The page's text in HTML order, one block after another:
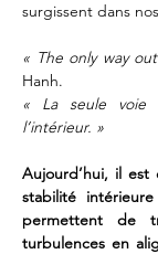
surgissent dans
« The only way
Hanh.
« La seule
l’intérieur. »
Aujourd’hui, il
stabilité
permettent de
turbulences en